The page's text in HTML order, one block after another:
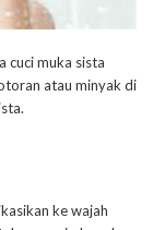
cuci muka sista
atau minyak di
ke wajah